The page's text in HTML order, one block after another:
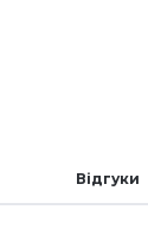
Відгуки